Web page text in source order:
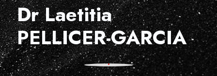
Dr Laetitia
PELLICER-GARCIA